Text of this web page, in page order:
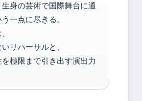
生身の芸術で国際舞台に通
一点に尽きる。
リハーサルと、
極限まで引き出す演出力